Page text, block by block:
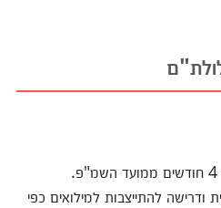
להתייצבות למילואים כפי